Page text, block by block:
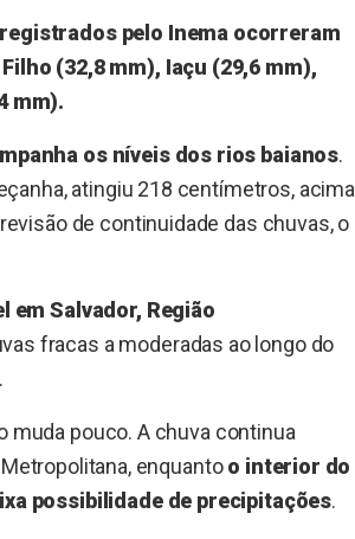
pelo Inema ocorreram
(32,8 mm), Iaçu (29,6 mm),
mm).
os níveis dos rios baianos.
atingiu 218 centímetros, acima
de continuidade das chuvas, o
em Salvador, Região
fracas a moderadas ao longo do
muda pouco. A chuva continua
enquantoo interior do
possibilidade de precipitações.